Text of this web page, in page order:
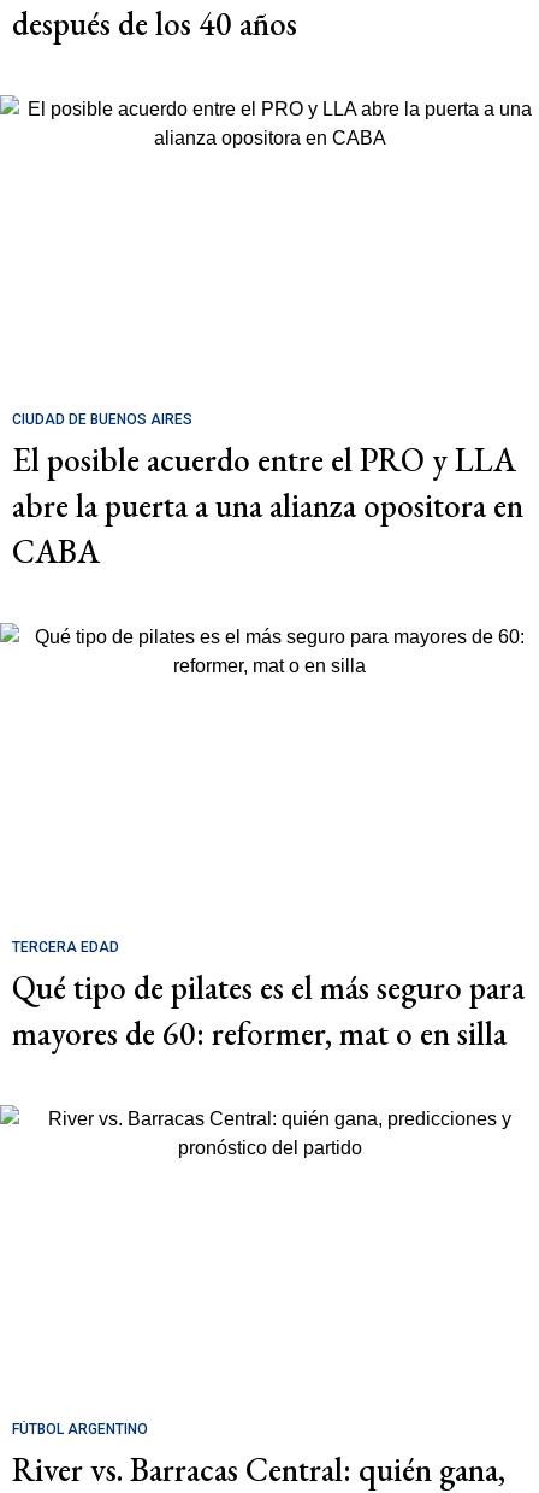
después de los 40 años
CIUDAD DE BUENOS AIRES
El posible acuerdo entre el PRO y LLA
abre la puerta a una alianza opositora en
CABA
TERCERA EDAD
Qué tipo de pilates es el más seguro para
mayores de 60: reformer, mat o en silla
FÚTBOL ARGENTINO
River vs. Barracas Central: quién gana,